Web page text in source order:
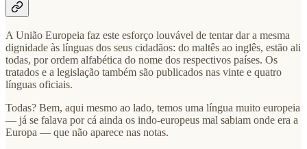
A União Europeia faz este esforço louvável de tentar dar a mesma
dignidade às línguas dos seus cidadãos: do maltês ao inglês, estão ali
todas, por ordem alfabética do nome dos respectivos países. Os
tratados e a legislação também são publicados nas vinte e quatro
línguas oficiais.
Todas? Bem, aqui mesmo ao lado, temos uma língua muito europeia
— já se falava por cá ainda os indo-europeus mal sabiam onde era a
Europa — que não aparece nas notas.